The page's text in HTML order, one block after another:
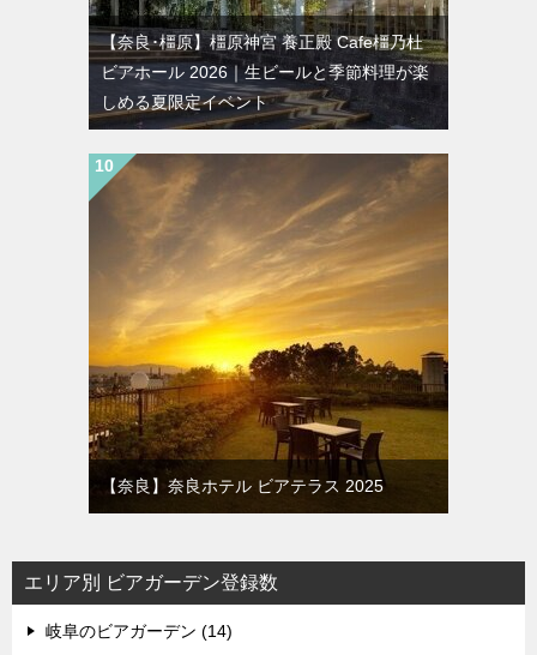
【奈良･橿原】橿原神宮 養正殿 Cafe橿乃杜
ビアホール 2026｜生ビールと季節料理が楽
しめる夏限定イベント
【奈良】奈良ホテル ビアテラス 2025
エリア別 ビアガーデン登録数
岐阜のビアガーデン (14)